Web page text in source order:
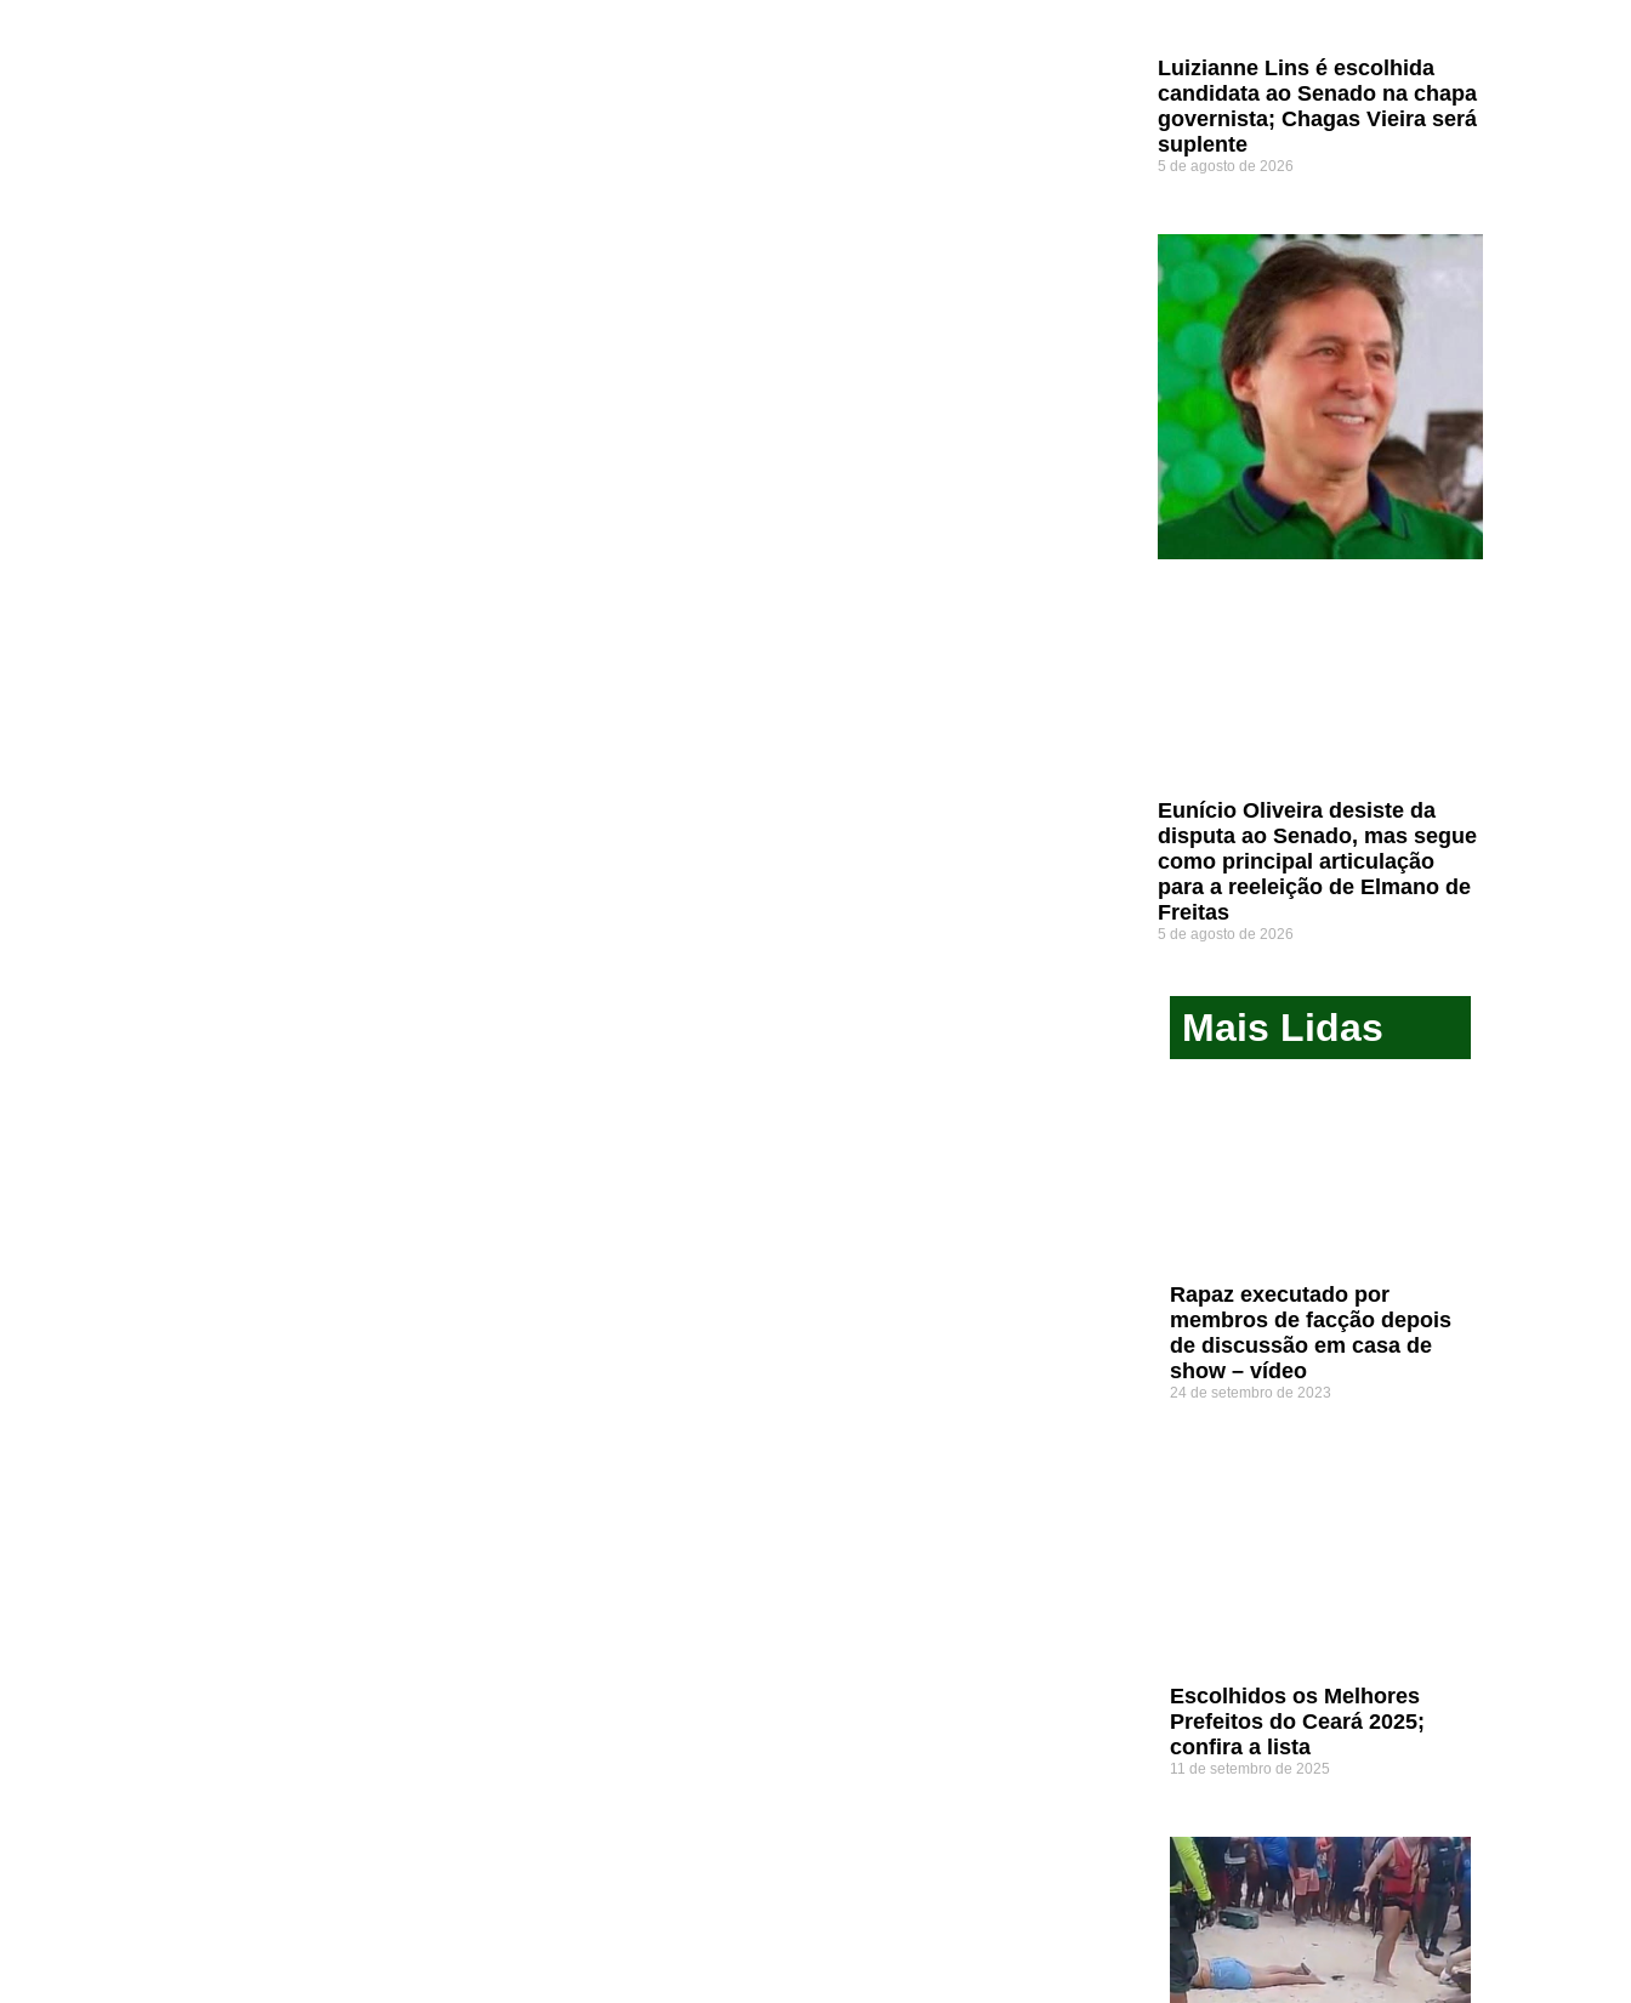
Luizianne Lins é escolhida
candidata ao Senado na chapa
governista; Chagas Vieira será
suplente
5 de agosto de 2026
Eunício Oliveira desiste da
disputa ao Senado, mas segue
como principal articulação
para a reeleição de Elmano de
Freitas
5 de agosto de 2026
Mais Lidas
Rapaz executado por
membros de facção depois
de discussão em casa de
show – vídeo
24 de setembro de 2023
Escolhidos os Melhores
Prefeitos do Ceará 2025;
confira a lista
11 de setembro de 2025